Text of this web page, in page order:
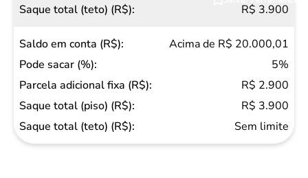
R$ 3.900
Acima de R$ 20.000,01
5%
R$ 2.900
R$ 3.900
Sem limite